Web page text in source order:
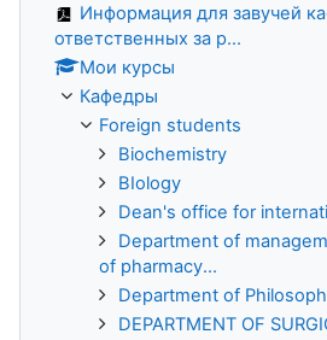
Информация для завучей
ответственных за р...
Мои курсы
Кафедры
Foreign students
Biochemistry
BIology
Dean's office for
Department of
of pharmacy...
Department of
DEPARTMENT OF